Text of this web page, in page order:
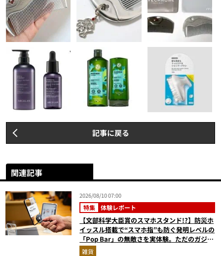
記事に戻る
関連記事
2026/08/10 07:00
特集 体験レポート
【文部科学大臣賞のスマホスタンド!?】防災ホ
イッスル搭載で“スマホ指”も防ぐ発明レベルの
「Pop Bar」の無敵さを実体験。ただのガジェ
ットじゃない！
雑貨